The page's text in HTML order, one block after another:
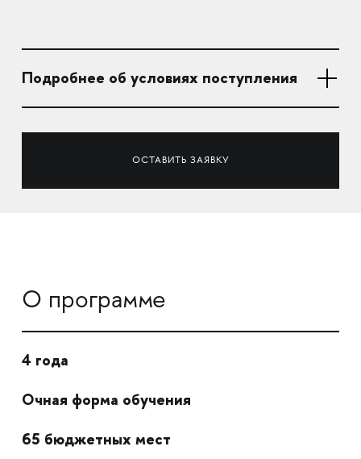
Подробнее об условиях поступления
ОСТАВИТЬ ЗАЯВКУ
О программе
4 года
Очная форма обучения
65 бюджетных мест